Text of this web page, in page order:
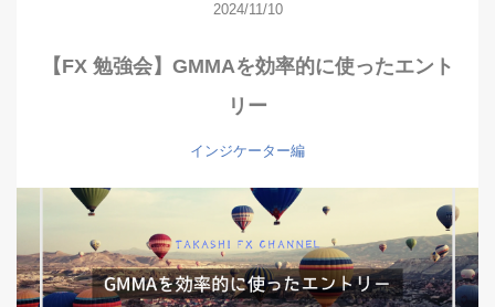
2024/11/10
【FX 勉強会】GMMAを効率的に使ったエント
リー
インジケーター編